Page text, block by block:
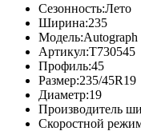
Сезонность:Лето
Ширина:235
Модель:Autograph
Артикул:T730545
Профиль:45
Размер:235/45R19
Диаметр:19
Производитель
Скоростной